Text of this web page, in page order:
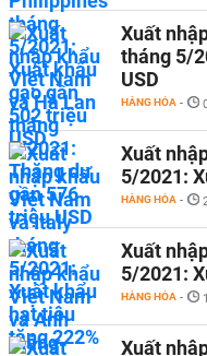
Xuất
tháng 5/
USD
HÀNG HÓA -
Xuất
5/2021:
HÀNG HÓA -
Xuất
5/2021:
HÀNG HÓA -
Xuất